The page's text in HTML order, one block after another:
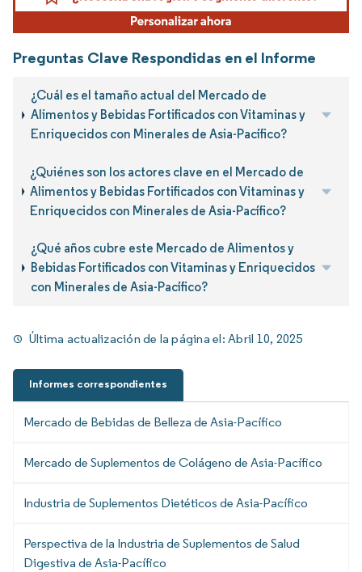
Preguntas Clave Respondidas en el Informe
¿Cuál es el tamaño actual del Mercado de
Alimentos y Bebidas Fortificados con Vitaminas y
Enriquecidos con Minerales de Asia-Pacífico?
¿Quiénes son los actores clave en el Mercado de
Alimentos y Bebidas Fortificados con Vitaminas y
Enriquecidos con Minerales de Asia-Pacífico?
¿Qué años cubre este Mercado de Alimentos y
Bebidas Fortificados con Vitaminas y Enriquecidos
con Minerales de Asia-Pacífico?
Última actualización de la página el:Abril 10, 2025
Informes correspondientes
Mercado de Bebidas de Belleza de Asia-Pacífico
Mercado de Suplementos de Colágeno de Asia-Pacífico
Industria de Suplementos Dietéticos de Asia-Pacífico
Perspectiva de la Industria de Suplementos de Salud
Digestiva de Asia-Pacífico